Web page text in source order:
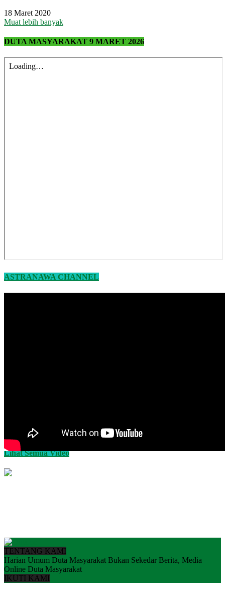
18 Maret 2020
Muat lebih banyak
DUTA MASYARAKAT 9 MARET 2026
ASTRANAWA CHANNEL
Lihat Semua Video
TENTANG KAMI
Harian Umum Duta Masyarakat Bukan Sekedar Berita, Media
Online Duta Masyarakat
IKUTI KAMI